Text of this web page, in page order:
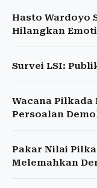
Hasto Wardoyo
Hilangkan
Survei LSI:
Wacana Pilkada
Persoalan
Pakar Nilai
Melemahkan